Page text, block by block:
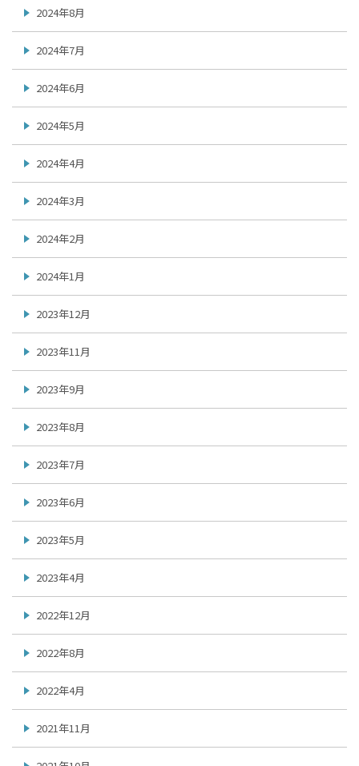
2024年8月
2024年7月
2024年6月
2024年5月
2024年4月
2024年3月
2024年2月
2024年1月
2023年12月
2023年11月
2023年9月
2023年8月
2023年7月
2023年6月
2023年5月
2023年4月
2022年12月
2022年8月
2022年4月
2021年11月